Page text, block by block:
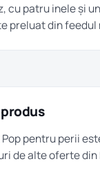
cu patru inele și
preluat din
Pop pentru perii
de alte oferte din